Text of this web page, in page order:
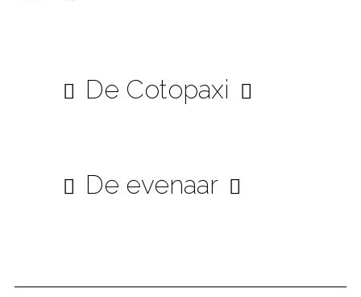
De Cotopaxi
De evenaar